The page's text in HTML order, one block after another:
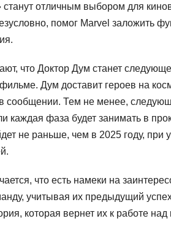
отличным выбором для
помог Marvel заложить
что Доктор Дум станет
Дум доставит героев на
в сообщении. Тем не менее,
каждая фаза будет занимать в
не раньше, чем в 2025 году, при
что есть намеки на
учитывая их предыдущий
которая вернет их к работе